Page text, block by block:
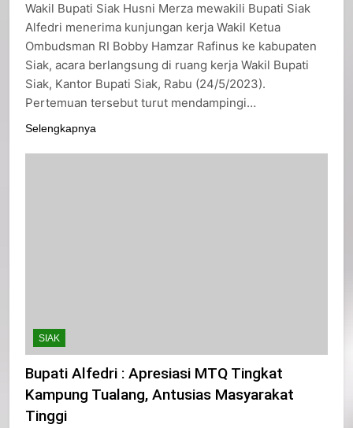
Wakil Bupati Siak Husni Merza mewakili Bupati Siak
Alfedri menerima kunjungan kerja Wakil Ketua
Ombudsman RI Bobby Hamzar Rafinus ke kabupaten
Siak, acara berlangsung di ruang kerja Wakil Bupati
Siak, Kantor Bupati Siak, Rabu (24/5/2023).
Pertemuan tersebut turut mendampingi…
Selengkapnya
SIAK
Bupati Alfedri : Apresiasi MTQ Tingkat
Kampung Tualang, Antusias Masyarakat
Tinggi